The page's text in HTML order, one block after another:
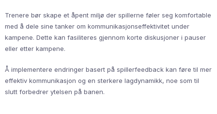
Trenere bør skape et åpent miljø der spillerne føler seg komfortable
med å dele sine tanker om kommunikasjonseffektivitet under
kampene. Dette kan fasiliteres gjennom korte diskusjoner i pauser
eller etter kampene.
Å implementere endringer basert på spillerfeedback kan føre til mer
effektiv kommunikasjon og en sterkere lagdynamikk, noe som til
slutt forbedrer ytelsen på banen.